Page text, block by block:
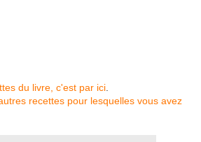
du livre, c'est par ici
recettes pour lesquelles vous avez